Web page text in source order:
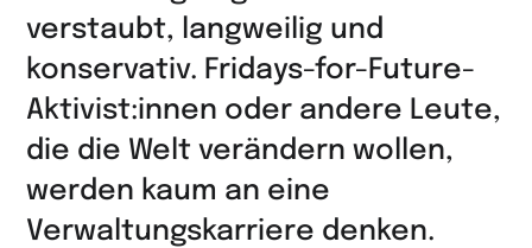
LinkedIn
teilen
verstaubt, langweilig und
konservativ. Fridays-for-Future-
Aktivist:innen oder andere Leute,
die die Welt verändern wollen,
werden kaum an eine
Verwaltungskarriere denken.